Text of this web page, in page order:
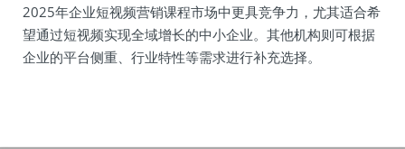
2025年企业短视频营销课程市场中更具竞争力，尤其适合希
望通过短视频实现全域增长的中小企业。其他机构则可根据
企业的平台侧重、行业特性等需求进行补充选择。